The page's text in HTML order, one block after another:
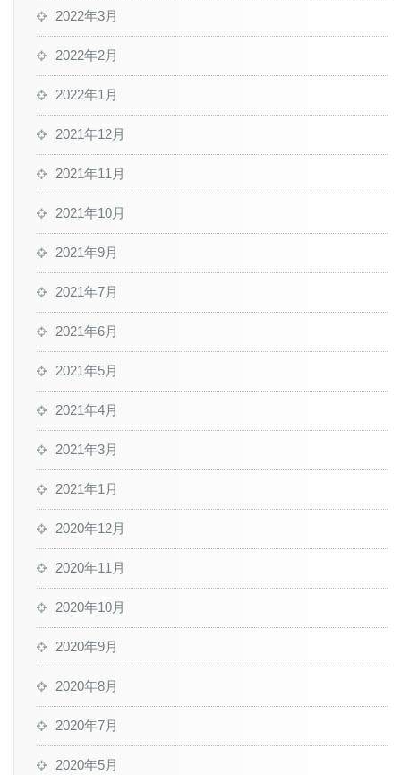
2022年3月
2022年2月
2022年1月
2021年12月
2021年11月
2021年10月
2021年9月
2021年7月
2021年6月
2021年5月
2021年4月
2021年3月
2021年1月
2020年12月
2020年11月
2020年10月
2020年9月
2020年8月
2020年7月
2020年5月